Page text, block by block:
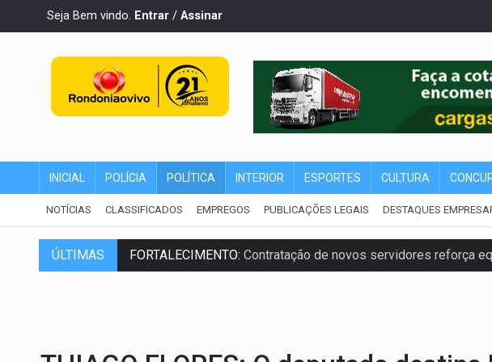
Seja Bem vindo. Entrar / Assinar
INICIAL POLÍCIA POLÍTICA INTERIOR ESPORTES CULTURA
NOTÍCIAS CLASSIFICADOS EMPREGOS PUBLICAÇÕES LEGAIS DESTAQUES
ÚLTIMAS
Contratação de novos servidores reforça